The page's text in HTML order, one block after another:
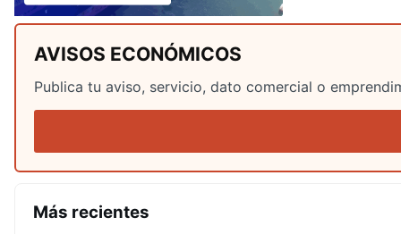
AVISOS ECONÓMICOS
Publica tu aviso, servicio, dato comercial o
Más recientes